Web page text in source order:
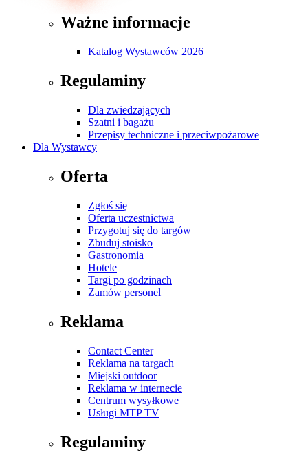
Ważne informacje
Katalog Wystawców 2026
Regulaminy
Dla zwiedzających
Szatni i bagażu
Przepisy techniczne i przeciwpożarowe
Dla Wystawcy
Oferta
Zgłoś się
Oferta uczestnictwa
Przygotuj się do targów
Zbuduj stoisko
Gastronomia
Hotele
Targi po godzinach
Zamów personel
Reklama
Contact Center
Reklama na targach
Miejski outdoor
Reklama w internecie
Centrum wysyłkowe
Usługi MTP TV
Regulaminy